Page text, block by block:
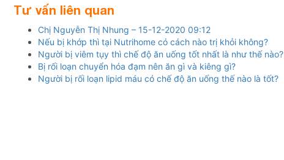
Tư vấn liên quan
Chị Nguyễn Thị Nhung – 15-12-2020 09:12
Nếu bị khớp thì tại Nutrihome có cách nào trị khỏi không?
Người bị viêm tụy thì chế độ ăn uống tốt nhất là như thế nào?
Bị rối loạn chuyển hóa đạm nên ăn gì và kiêng gì?
Người bị rối loạn lipid máu có chế độ ăn uống thế nào là tốt?